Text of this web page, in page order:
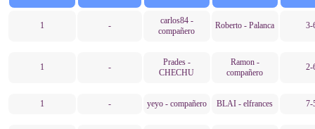
1 -
carlos84 -
compañero
Roberto - Palanca 3-
1 -
Prades -
CHECHU
Ramon -
compañero
2-
1 - yeyo - compañero BLAI - elfrances 7-